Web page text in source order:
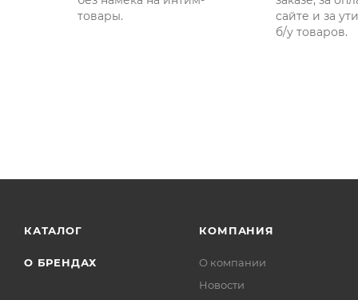
товары.
сайте и за
б/у товаров.
КАТАЛОГ
О БРЕНДАХ
КОМПАНИЯ
О компании
Новости